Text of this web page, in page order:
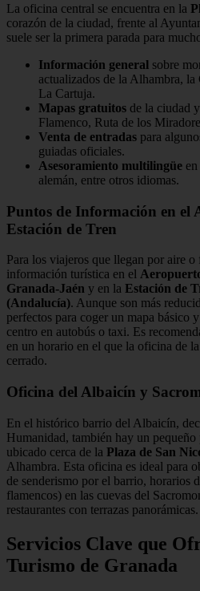
La oficina central se encuentra en la
corazón de la ciudad, frente al
suele ser la primera parada para
Información general sobre
actualizados de la Alhambra,
La Cartuja.
Mapas gratuitos de la ciudad
Flamenco, Ruta de los
Venta de entradas para
guiadas oficiales.
Asesoramiento multilingüe
alemán, entre otros idiomas.
Puntos de Información en el
Estación de Tren
Para los viajeros que llegan por aire
información turística en el
Granada-Jaén y en la Estación de
(Andalucía). Aunque son más
perfectos para coger un mapa básico
centro en autobús o taxi. Es
en un horario en el que la oficina de
cerrado.
Oficina del Albaicín y
En el histórico barrio del Albaicín,
Humanidad, también hay un
ubicado cerca de la Plaza de San
Alhambra. Esta oficina es ideal para
de senderismo por el barrio, horarios
flamencos) en las cuevas del
restaurantes con terrazas panorámicas.
Servicios Clave que
Turismo de Granada